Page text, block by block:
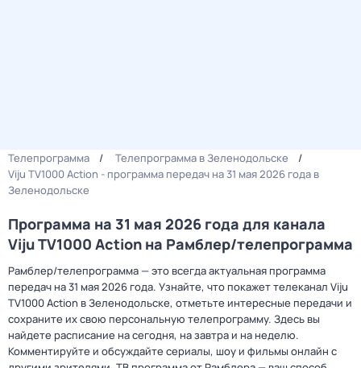
Телепрограмма
Телепрограмма в Зеленодольске
Viju TV1000 Action - программа передач на 31 мая 2026 года в
Зеленодольске
Программа на 31 мая 2026 года для канала
Viju TV1000 Action на Рамблер/телепрограмма
Рамблер/телепрограмма — это всегда актуальная программа
передач на 31 мая 2026 года. Узнайте, что покажет телеканал Viju
TV1000 Action в Зеленодольске, отметьте интересные передачи и
сохраните их свою персональную телепрограмму. Здесь вы
найдете расписание на сегодня, на завтра и на неделю.
Комментируйте и обсуждайте сериалы, шоу и фильмы онлайн с